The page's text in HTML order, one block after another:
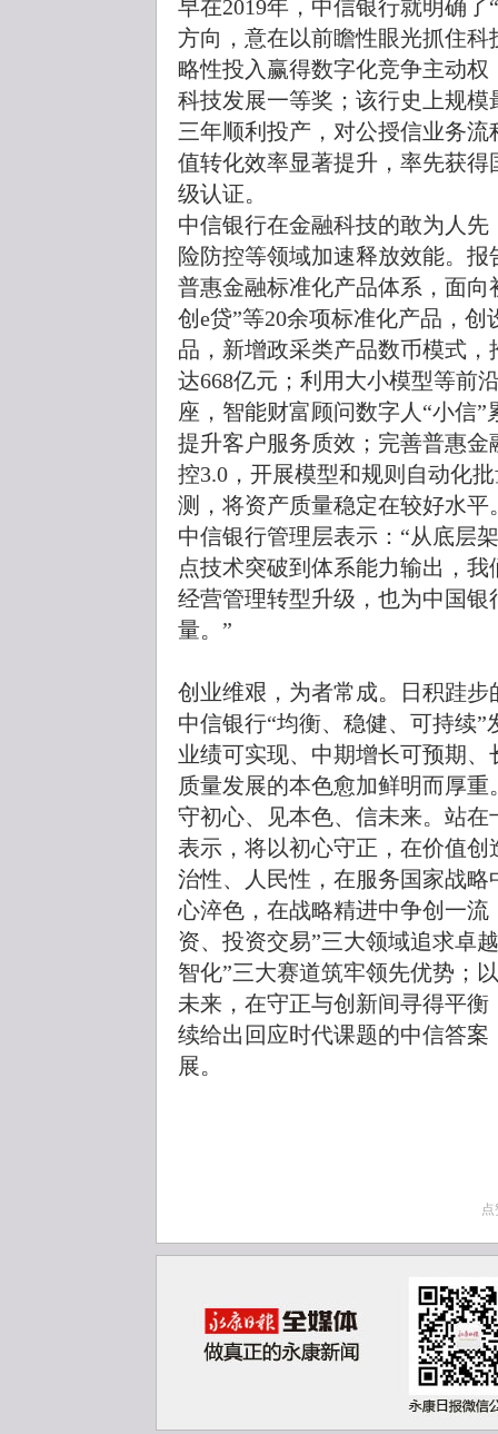
早在2019年，中信银行就明确
方向，意在以前瞻性眼光抓住
略性投入赢得数字化竞争主动
科技发展一等奖；该行史上规
三年顺利投产，对公授信业务
值转化效率显著提升，率先获
级认证。
中信银行在金融科技的敢为人
险防控等领域加速释放效能。
普惠金融标准化产品体系，面向
创e贷”等20余项标准化产品，创
品，新增政采类产品数币模式
达668亿元；利用大小模型等前
座，智能财富顾问数字人“小信
提升客户服务质效；完善普惠
控3.0，开展模型和规则自动化
测，将资产质量稳定在较好水平
中信银行管理层表示：“从底层
点技术突破到体系能力输出，
经营管理转型升级，也为中国
量。”
创业维艰，为者常成。日积跬
中信银行“均衡、稳健、可持续
业绩可实现、中期增长可预期
质量发展的本色愈加鲜明而厚重
守初心、见本色、信未来。站
表示，将以初心守正，在价值
治性、人民性，在服务国家战
心淬色，在战略精进中争创一
资、投资交易”三大领域追求卓
智化”三大赛道筑牢领先优势；
未来，在守正与创新间寻得平
续给出回应时代课题的中信答
展。
点